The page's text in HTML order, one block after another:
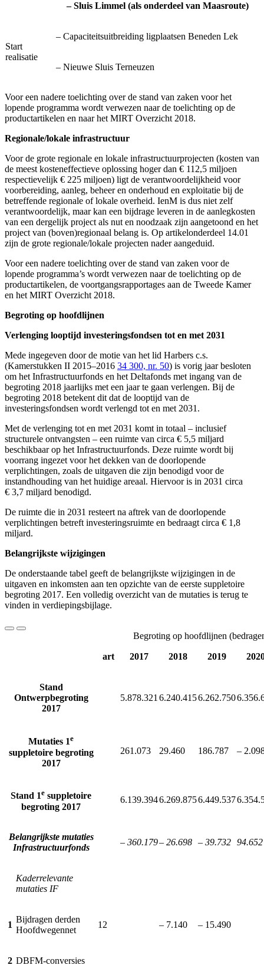
– Sluis Limmel (als onderdeel van Maasroute)
Start
realisatie
– Capaciteitsuitbreiding ligplaatsen Beneden Lek
– Nieuwe Sluis Terneuzen
Voor een nadere toelichting over de stand van zaken voor het
lopende programma wordt verwezen naar de toelichting op de
productartikelen en naar het MIRT Overzicht 2018.
Regionale/lokale infrastructuur
Voor de grote regionale en lokale infrastructuurprojecten (kosten van
de meest kosteneffectieve oplossing hoger dan € 112,5 miljoen
respectievelijk € 225 miljoen) ligt de verantwoordelijkheid voor
voorbereiding, aanleg, beheer en onderhoud en exploitatie bij de
betreffende regionale of lokale overheid. IenM is dus niet zelf
verantwoordelijk, maar kan een bijdrage leveren in de aanlegkosten
van een dergelijk project als nut en noodzaak zijn aangetoond en het
project van (boven)regionaal belang is. Op artikelonderdeel 14.01
zijn de grote regionale/lokale projecten nader aangeduid.
Voor een nadere toelichting over de stand van zaken voor de
lopende programma’s wordt verwezen naar de toelichting op de
productartikelen, de voortgangsrapportages aan de Tweede Kamer
en het MIRT Overzicht 2018.
Begroting op hoofdlijnen
Verlenging looptijd investeringsfondsen tot en met 2031
Mede ingegeven door de motie van het lid Harbers c.s.
(Kamerstukken II 2015–2016 34 300, nr. 50) is vorig jaar besloten
om het Infrastructuurfonds en het Deltafonds met ingang van de
begroting 2018 jaarlijks met een jaar te gaan verlengen. Bij de
begroting 2018 betekent dit dat de looptijd van de
investeringsfondsen wordt verlengd tot en met 2031.
Met de verlenging tot en met 2031 komt in totaal – inclusief
structurele ontvangsten – een ruimte van circa € 5,5 miljard
beschikbaar op het Infrastructuurfonds. Deze ruimte wordt bij
voorrang ingezet voor het dekken van de doorlopende
verplichtingen, zoals de uitgaven die zijn benodigd voor de
instandhouding van het huidige areaal. Hiervoor is in 2031 circa
€ 3,7 miljard benodigd.
De ruimte die in 2031 resteert na aftrek van de doorlopende
verplichtingen betreft investeringsruimte en bedraagt circa € 1,8
miljard.
Belangrijkste wijzigingen
De onderstaande tabel geeft de belangrijkste wijzigingen in de
uitgaven en inkomsten aan ten opzichte van de eerste suppletoire
begroting 2017. Een volledig overzicht van de mutaties is terug te
vinden in verdiepingsbijlage.
Begroting op hoofdlijnen
art 2017 2018 2019
Stand
Ontwerpbegroting
2017
5.878.321 6.240.4156.262.750
Mutaties 1e
suppletoire begroting
2017
261.073 29.460 186.787 –
Stand 1e suppletoire
begroting 2017
6.139.3946.269.8756.449.537
Belangrijkste mutaties
Infrastructuurfonds
– 360.179– 26.698 – 39.732 94.652
Kaderrelevante
mutaties IF
1
Bijdragen derden
Hoofdwegennet
12 – 7.140 – 15.490
2 DBFM-conversies